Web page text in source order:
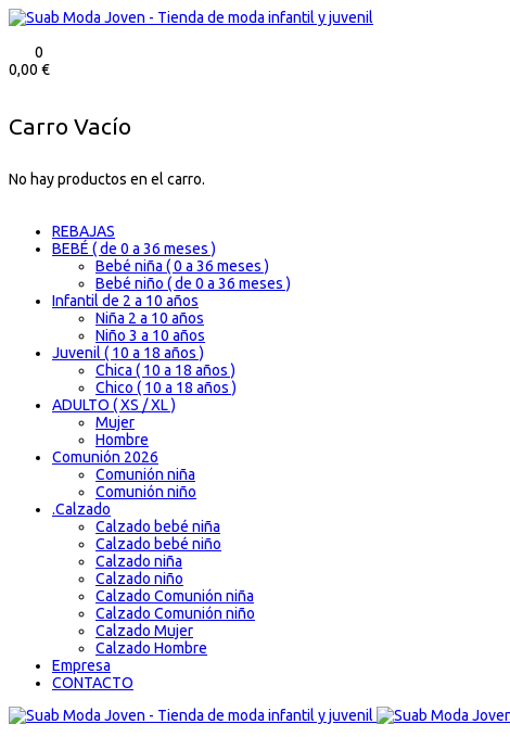
0
0,00 €
Carro Vacío
No hay productos en el carro.
REBAJAS
BEBÉ ( de 0 a 36 meses )
Bebé niña ( 0 a 36 meses )
Bebé niño ( de 0 a 36 meses )
Infantil de 2 a 10 años
Niña 2 a 10 años
Niño 3 a 10 años
Juvenil ( 10 a 18 años )
Chica ( 10 a 18 años )
Chico ( 10 a 18 años )
ADULTO ( XS / XL )
Mujer
Hombre
Comunión 2026
Comunión niña
Comunión niño
.Calzado
Calzado bebé niña
Calzado bebé niño
Calzado niña
Calzado niño
Calzado Comunión niña
Calzado Comunión niño
Calzado Mujer
Calzado Hombre
Empresa
CONTACTO